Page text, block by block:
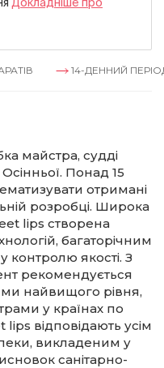
14-ДЕННИЙ ПЕРІОД
майстра, судді
Понад 15
отримані
розробці. Широка
lips створена
багаторічним
контролю якості. З
рекомендується
найвищого рівня,
у країнах по
lips відповідають усім
викладеним у
санітарно-